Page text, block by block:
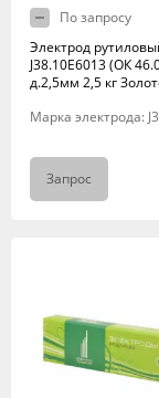
По запросу
Электрод
J38.10E6013 (ОК
д.2,5мм 2,5 кг
Марка электрода:
Запрос